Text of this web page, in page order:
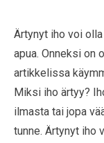
Ärtynyt iho voi
apua. Onneksi on
artikkelissa
Miksi iho ärtyy?
ilmasta tai jopa
tunne. Ärtynyt iho